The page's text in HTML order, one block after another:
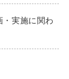
実施に関わ